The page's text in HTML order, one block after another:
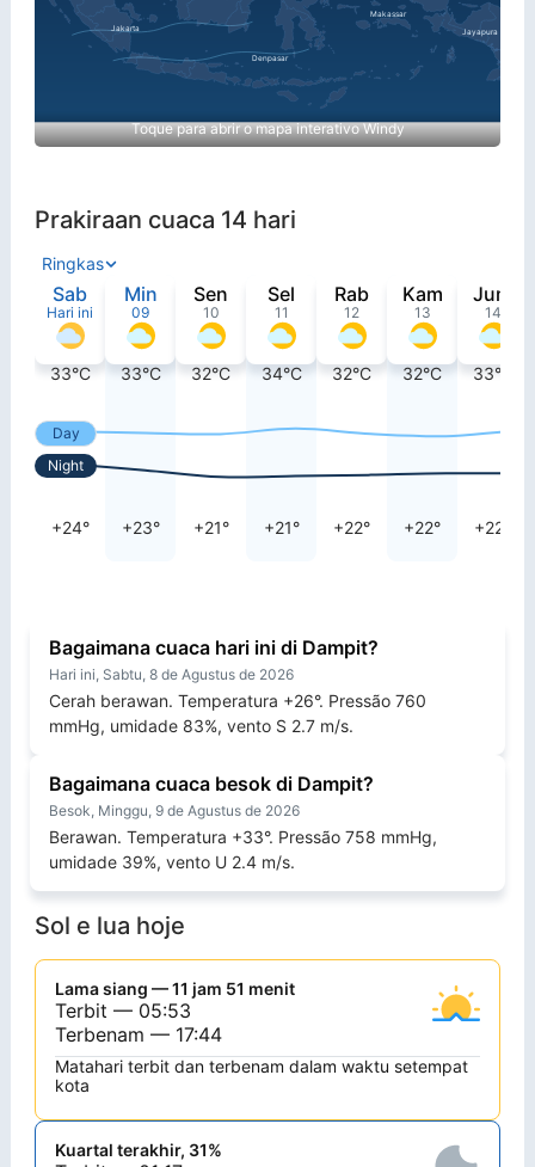
Toque para abrir o mapa interativo Windy
Prakiraan cuaca 14 hari
Ringkas
Sab
Hari ini
33°C
+24°
Min
09
33°C
+23°
Sen
10
32°C
+21°
Sel
11
34°C
+21°
Rab
12
32°C
+22°
Kam
13
32°C
+22°
Jum
14
33°C
+22°
Day
Night
Bagaimana cuaca hari ini di Dampit?
Hari ini, Sabtu, 8 de Agustus de 2026
Cerah berawan. Temperatura +26°. Pressão 760
mmHg, umidade 83%, vento S 2.7 m/s.
Bagaimana cuaca besok di Dampit?
Besok, Minggu, 9 de Agustus de 2026
Berawan. Temperatura +33°. Pressão 758 mmHg,
umidade 39%, vento U 2.4 m/s.
Sol e lua hoje
Lama siang — 11 jam 51 menit
Terbit — 05:53
Terbenam — 17:44
Matahari terbit dan terbenam dalam waktu setempat
kota
Kuartal terakhir, 31%